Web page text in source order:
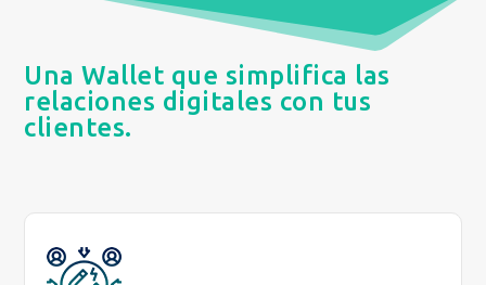
Una Wallet que simplifica las
relaciones digitales con tus
clientes.